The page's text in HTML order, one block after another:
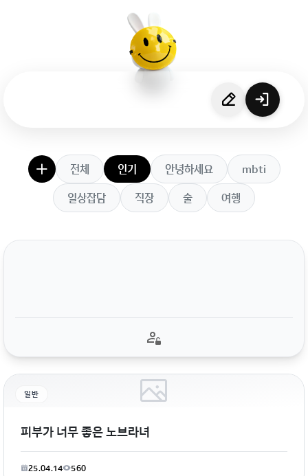
전체 인기 안녕하세요 mbti
일상잡담 직장 술 여행
일반
피부가 너무 좋은 노브라녀
25.04.14 560